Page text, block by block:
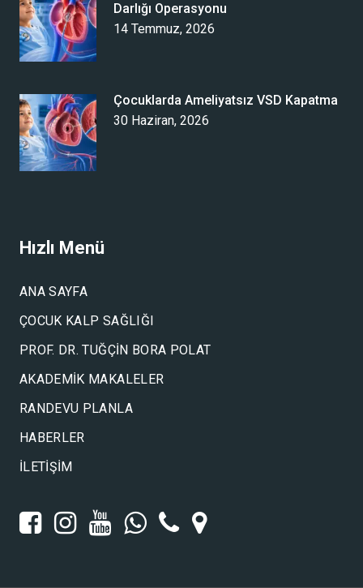
Darlığı Operasyonu
14 Temmuz, 2026
Çocuklarda Ameliyatsız VSD Kapatma
30 Haziran, 2026
Hızlı Menü
ANA SAYFA
ÇOCUK KALP SAĞLIĞI
PROF. DR. TUĞÇIN BORA POLAT
AKADEMIK MAKALELER
RANDEVU PLANLA
HABERLER
İLETIŞIM